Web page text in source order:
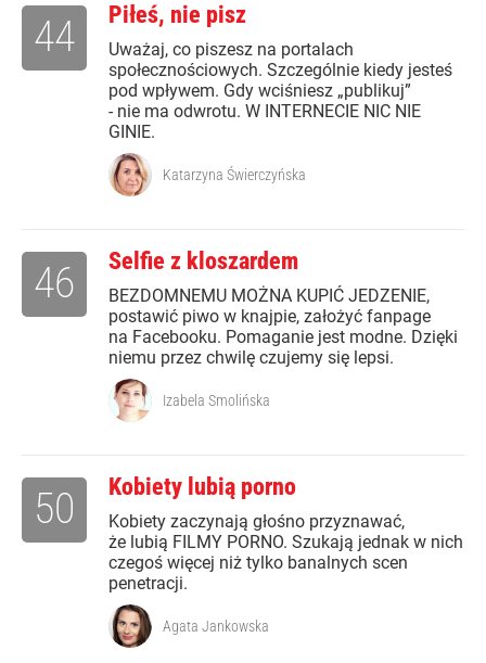
Piłeś, nie pisz
Uważaj, co piszesz na portalach
społecznościowych. Szczególnie kiedy jesteś
pod wpływem. Gdy wciśniesz „publikuj”
- nie ma odwrotu. W INTERNECIE NIC NIE
GINIE.
44
Katarzyna Świerczyńska
Selfie z kloszardem
BEZDOMNEMU MOŻNA KUPIĆ JEDZENIE,
postawić piwo w knajpie, założyć fanpage
na Facebooku. Pomaganie jest modne. Dzięki
niemu przez chwilę czujemy się lepsi.
46
Izabela Smolińska
Kobiety lubią porno
Kobiety zaczynają głośno przyznawać,
że lubią FILMY PORNO. Szukają jednak w nich
czegoś więcej niż tylko banalnych scen
penetracji.
50
Agata Jankowska